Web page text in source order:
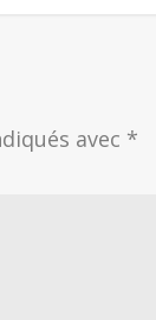
avec *